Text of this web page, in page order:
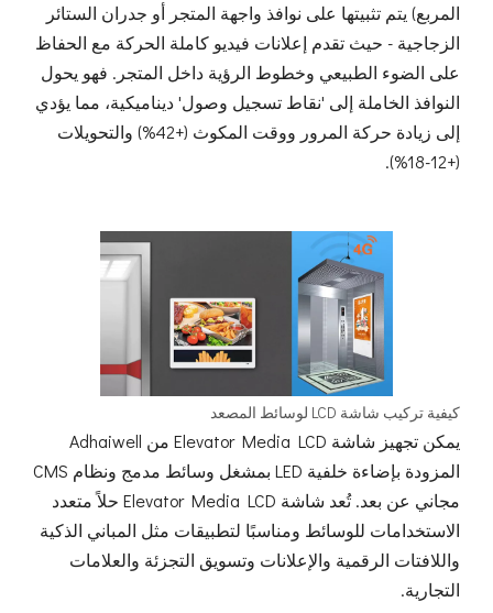
المربع) يتم تثبيتها على نوافذ واجهة المتجر أو جدران الستائر
الزجاجية - حيث تقدم إعلانات فيديو كاملة الحركة مع الحفاظ
على الضوء الطبيعي وخطوط الرؤية داخل المتجر. فهو يحول
النوافذ الخاملة إلى 'نقاط تسجيل وصول' ديناميكية، مما يؤدي
إلى زيادة حركة المرور ووقت المكوث (+42%) والتحويلات
(+12-18%).
كيفية تركيب شاشة LCD لوسائط المصعد
يمكن تجهيز شاشة Elevator Media LCD من Adhaiwell
المزودة بإضاءة خلفية LED بمشغل وسائط مدمج ونظام CMS
مجاني عن بعد. تُعد شاشة Elevator Media LCD حلاً متعدد
الاستخدامات للوسائط ومناسبًا لتطبيقات مثل المباني الذكية
واللافتات الرقمية والإعلانات وتسويق التجزئة والعلامات
التجارية.